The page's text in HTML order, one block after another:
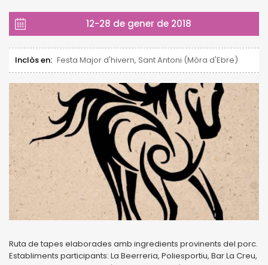
12-28 de gener de 2018
Inclòs en: Festa Major d'hivern, Sant Antoni (Móra d'Ebre)
Ruta de tapes elaborades amb ingredients provinents del porc.
Establiments participants: La Beerreria, Poliesportiu, Bar La Creu,